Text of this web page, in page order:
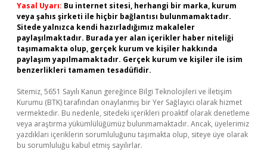
Yasal Uyarı: Bu internet sitesi, herhangi bir marka, kurum
veya şahıs şirketi ile hiçbir bağlantısı bulunmamaktadır.
Sitede yalnızca kendi hazırladığımız makaleler
paylaşılmaktadır. Burada yer alan içerikler haber niteliği
taşımamakta olup, gerçek kurum ve kişiler hakkında
paylaşım yapılmamaktadır. Gerçek kurum ve kişiler ile isim
benzerlikleri tamamen tesadüfidir.
Sitemiz, 5651 Sayılı Kanun gereğince Bilgi Teknolojileri ve İletişim
Kurumu (BTK) tarafından onaylanmış bir Yer Sağlayıcı olarak hizmet
vermektedir. Bu nedenle, sitedeki içerikleri proaktif olarak denetleme
veya araştırma yükümlülüğümüz bulunmamaktadır. Ancak, üyelerimiz
yazdıkları içeriklerin sorumluluğunu taşımakta olup, siteye üye olarak
bu sorumluluğu kabul etmiş sayılırlar.